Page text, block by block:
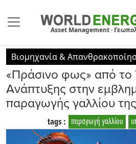
Asset Management ·
Βιομηχανία &
«Πράσινο φως» από το
Ανάπτυξης στην
παραγωγής γαλλίου
παραγωγή γαλλίου
tags :